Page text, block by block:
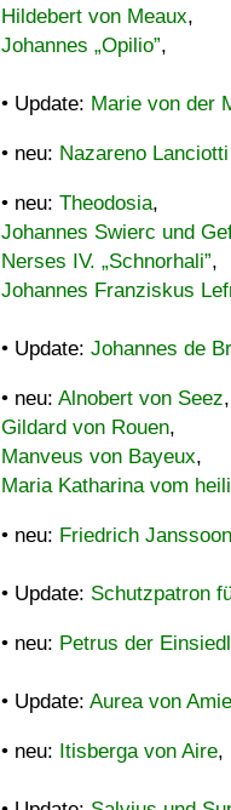
Hildebert von Meaux,
Johannes „Opilio”,
• Update: Marie von der
• neu: Nazareno Lanciotti
• neu: Theodosia,
Johannes Swierc und
Nerses IV. „Schnorhali”,
Johannes Franziskus
• Update: Johannes de
• neu: Alnobert von Seez,
Gildard von Rouen,
Manveus von Bayeux,
Maria Katharina vom
• neu: Friedrich
• Update: Schutzpatron
• neu: Petrus der
• Update: Aurea von
• neu: Itisberga von Aire,